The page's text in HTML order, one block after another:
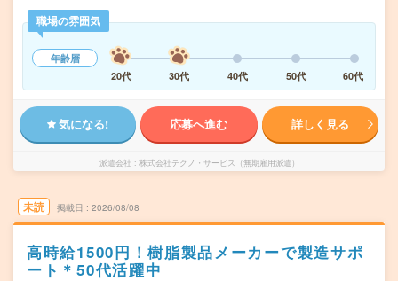
職場の雰囲気
年齢層
20代
30代 40代 50代 60代
気になる! 応募へ進む 詳しく見る
派遣会社 株式会社テクノ・サービス（無期雇用派遣）
未読 掲載日 2026/08/08
高時給1500円！樹脂製品メーカーで製造サポ
ート＊50代活躍中